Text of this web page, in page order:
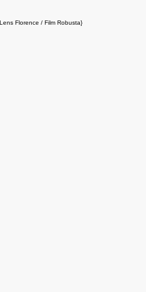
Florence / Film Robusta}